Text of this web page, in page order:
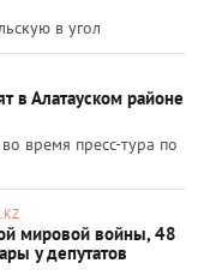
в угол
в Алатауском районе
время пресс-тура по
мировой войны, 48
у депутатов